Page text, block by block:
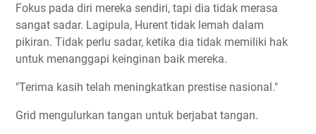
Fokus pada diri mereka sendiri, tapi dia tidak merasa
sangat sadar. Lagipula, Hurent tidak lemah dalam
pikiran. Tidak perlu sadar, ketika dia tidak memiliki hak
untuk menanggapi keinginan baik mereka.
"Terima kasih telah meningkatkan prestise nasional."
Grid mengulurkan tangan untuk berjabat tangan.